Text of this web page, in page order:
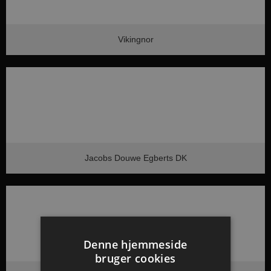
Vikingnor
Jacobs Douwe Egberts DK
Denne hjemmeside
bruger cookies